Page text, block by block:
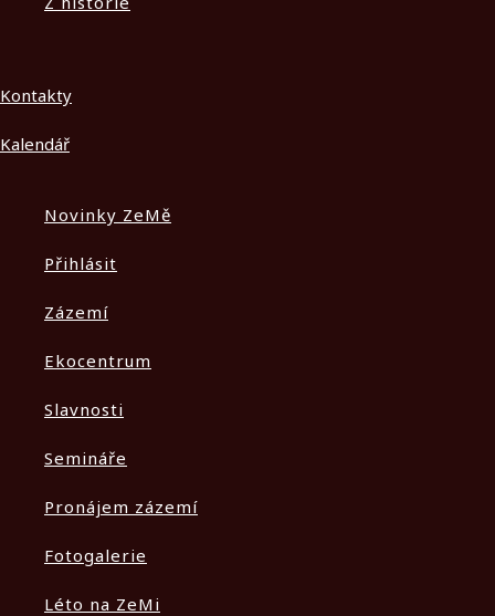
Kontakty
Kalendář
Novinky ZeMě
Přihlásit
Zázemí
Ekocentrum
Slavnosti
Semináře
Pronájem zázemí
Fotogalerie
Léto na ZeMi